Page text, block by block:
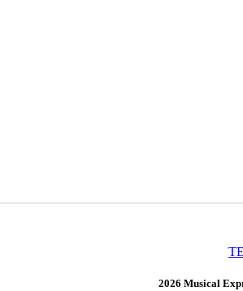
2026 Musical